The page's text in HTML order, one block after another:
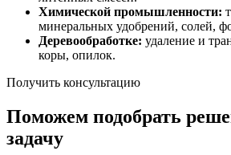
Химической промышленности:
минеральных удобрений, солей,
Деревообработке: удаление и
коры, опилок.
Получить консультацию
Поможем подобрать
задачу